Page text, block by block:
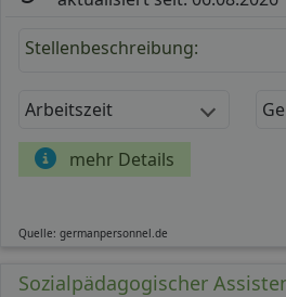
Stellenbeschreibung:
Arbeitszeit
mehr Details
Quelle: germanpersonnel.de
Sozialpädagogischer